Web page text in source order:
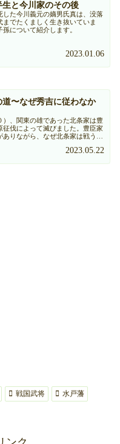
と今川家のその後
した今川義元の嫡男氏真は、没落
までたくましく生き抜いていま
について紹介します。
2023.01.06
〜なぜ秀吉に従わなか
）、関東の雄であった北条家は豊
征伐によって滅びました。豊臣家
ありながら、なぜ北条家は戦う道
2023.05.22
戦国武将 水戸藩